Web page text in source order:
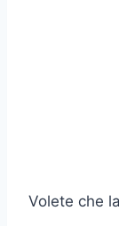
Volete che